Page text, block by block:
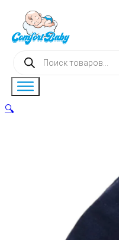
Поиск
товаров
🔍